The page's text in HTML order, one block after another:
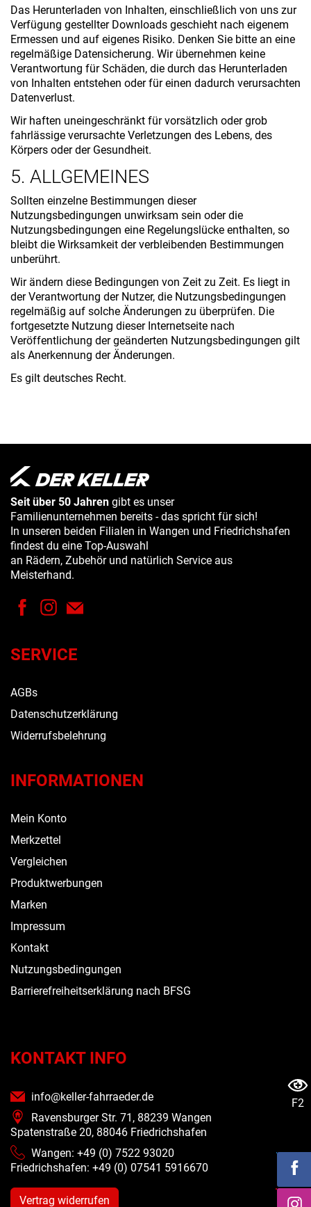
Das Herunterladen von Inhalten, einschließlich von uns zur
Verfügung gestellter Downloads geschieht nach eigenem
Ermessen und auf eigenes Risiko. Denken Sie bitte an eine
regelmäßige Datensicherung. Wir übernehmen keine
Verantwortung für Schäden, die durch das Herunterladen
von Inhalten entstehen oder für einen dadurch verursachten
Datenverlust.
Wir haften uneingeschränkt für vorsätzlich oder grob
fahrlässige verursachte Verletzungen des Lebens, des
Körpers oder der Gesundheit.
5. ALLGEMEINES
Sollten einzelne Bestimmungen dieser
Nutzungsbedingungen unwirksam sein oder die
Nutzungsbedingungen eine Regelungslücke enthalten, so
bleibt die Wirksamkeit der verbleibenden Bestimmungen
unberührt.
Wir ändern diese Bedingungen von Zeit zu Zeit. Es liegt in
der Verantwortung der Nutzer, die Nutzungsbedingungen
regelmäßig auf solche Änderungen zu überprüfen. Die
fortgesetzte Nutzung dieser Internetseite nach
Veröffentlichung der geänderten Nutzungsbedingungen gilt
als Anerkennung der Änderungen.
Es gilt deutsches Recht.
Seit über 50 Jahren gibt es unser
Familienunternehmen bereits - das spricht für sich!
In unseren beiden Filialen in Wangen und Friedrichshafen
findest du eine Top-Auswahl
an Rädern, Zubehör und natürlich Service aus
Meisterhand.
SERVICE
AGBs
Datenschutzerklärung
Widerrufsbelehrung
INFORMATIONEN
Mein Konto
Merkzettel
Vergleichen
Produktwerbungen
Marken
Impressum
Kontakt
Nutzungsbedingungen
Barrierefreiheitserklärung nach BFSG
KONTAKT INFO
info@keller-fahrraeder.de
Ravensburger Str. 71, 88239 Wangen
Spatenstraße 20, 88046 Friedrichshafen
Wangen: +49 (0) 7522 93020
Friedrichshafen: +49 (0) 07541 5916670
Vertrag widerrufen
F2